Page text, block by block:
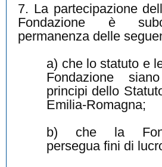
7. La partecipazione
Fondazione è
permanenza delle
a) che lo statuto e
Fondazione
principi dello
Emilia-Romagna;
b) che la
persegua fini di